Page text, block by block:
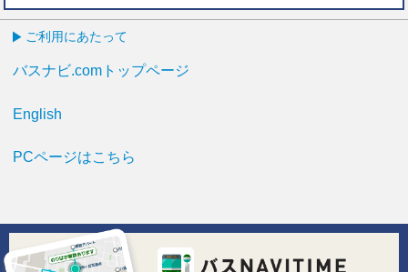
ご利用にあたって
バスナビ.comトップページ
English
PCページはこちら